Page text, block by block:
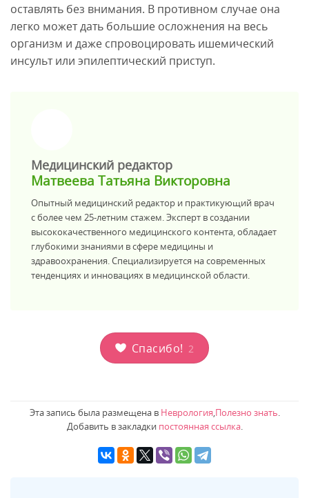
оставлять без внимания. В противном случае она
легко может дать большие осложнения на весь
организм и даже спровоцировать ишемический
инсульт или эпилептический приступ.
>
Медицинский редактор
Матвеева Татьяна Викторовна
Опытный медицинский редактор и практикующий врач
с более чем 25-летним стажем. Эксперт в создании
высококачественного медицинского контента, обладает
глубокими знаниями в сфере медицины и
здравоохранения. Специализируется на современных
тенденциях и инновациях в медицинской области.
Спасибо! 2
Эта запись была размещена в Неврология,Полезно знать.
Добавить в закладки постоянная ссылка.